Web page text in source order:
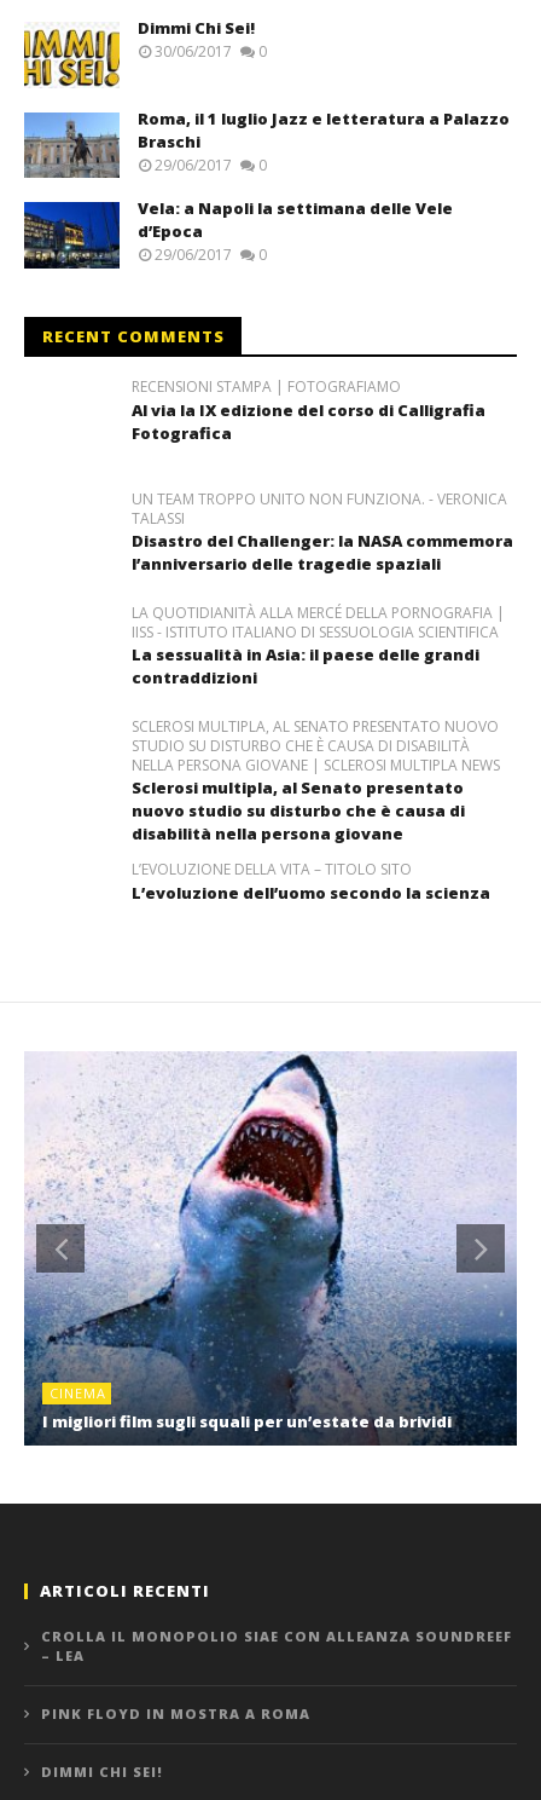
Dimmi Chi Sei!
30/06/2017 0
Roma, il 1 luglio Jazz e letteratura a Palazzo
Braschi
29/06/2017 0
Vela: a Napoli la settimana delle Vele
d’Epoca
29/06/2017 0
RECENT COMMENTS
RECENSIONI STAMPA | FOTOGRAFIAMO
Al via la IX edizione del corso di Calligrafia
Fotografica
UN TEAM TROPPO UNITO NON FUNZIONA. - VERONICA
TALASSI
Disastro del Challenger: la NASA commemora
l’anniversario delle tragedie spaziali
LA QUOTIDIANITÀ ALLA MERCÉ DELLA PORNOGRAFIA |
IISS - ISTITUTO ITALIANO DI SESSUOLOGIA SCIENTIFICA
La sessualità in Asia: il paese delle grandi
contraddizioni
SCLEROSI MULTIPLA, AL SENATO PRESENTATO NUOVO
STUDIO SU DISTURBO CHE È CAUSA DI DISABILITÀ
NELLA PERSONA GIOVANE | SCLEROSI MULTIPLA NEWS
Sclerosi multipla, al Senato presentato
nuovo studio su disturbo che è causa di
disabilità nella persona giovane
L’EVOLUZIONE DELLA VITA – TITOLO SITO
L’evoluzione dell’uomo secondo la scienza
CINEMA
I migliori film sugli squali per un’estate da brividi
ARTICOLI RECENTI
CROLLA IL MONOPOLIO SIAE CON ALLEANZA SOUNDREEF
– LEA
PINK FLOYD IN MOSTRA A ROMA
DIMMI CHI SEI!